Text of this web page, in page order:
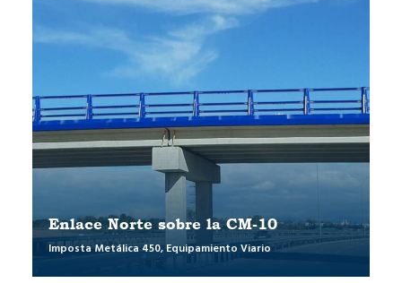
Enlace Norte sobre la CM-10
Imposta Metálica 450,Equipamiento Viario